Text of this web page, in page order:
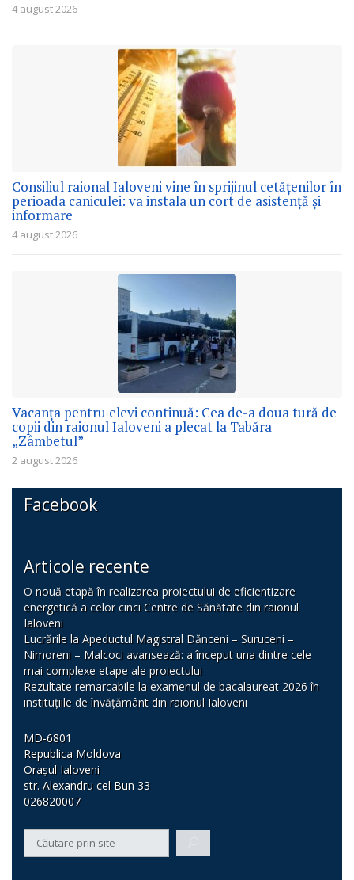
4 august 2026
Consiliul raional Ialoveni vine în sprijinul cetățenilor în
perioada caniculei: va instala un cort de asistență și
informare
4 august 2026
Vacanța pentru elevi continuă: Cea de-a doua tură de
copii din raionul Ialoveni a plecat la Tabăra
„Zâmbetul”
2 august 2026
Facebook
Articole recente
O nouă etapă în realizarea proiectului de eficientizare
energetică a celor cinci Centre de Sănătate din raionul
Ialoveni
Lucrările la Apeductul Magistral Dănceni – Suruceni –
Nimoreni – Malcoci avansează: a început una dintre cele
mai complexe etape ale proiectului
Rezultate remarcabile la examenul de bacalaureat 2026 în
instituțiile de învățământ din raionul Ialoveni
MD-6801
Republica Moldova
Orașul Ialoveni
str. Alexandru cel Bun 33
026820007